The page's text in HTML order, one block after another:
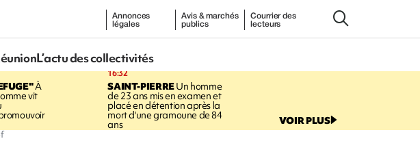
Annonces
légales
Avis & marchés
publics
Courrier des
lecteurs
L’actu des collectivités
À
vit
16:32
SAINT-PIERREUn homme
de 23 ans mis en examen et
placé en détention après la
mort d'une gramoune de 84
ans VOIR PLUS